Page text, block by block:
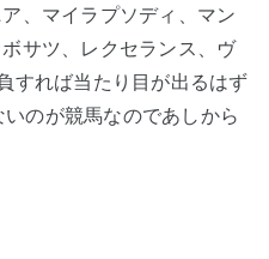
、マイラプソディ、マン
サツ、レクセランス、ヴ
すれば当たり目が出るはず
のが競馬なのであしから